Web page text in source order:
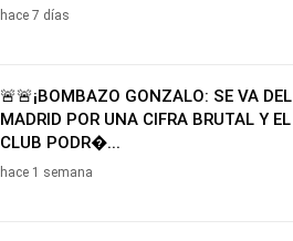
hace 7 días
🚨🚨¡BOMBAZO GONZALO: SE VA DEL
MADRID POR UNA CIFRA BRUTAL Y EL
CLUB PODR�...
hace 1 semana